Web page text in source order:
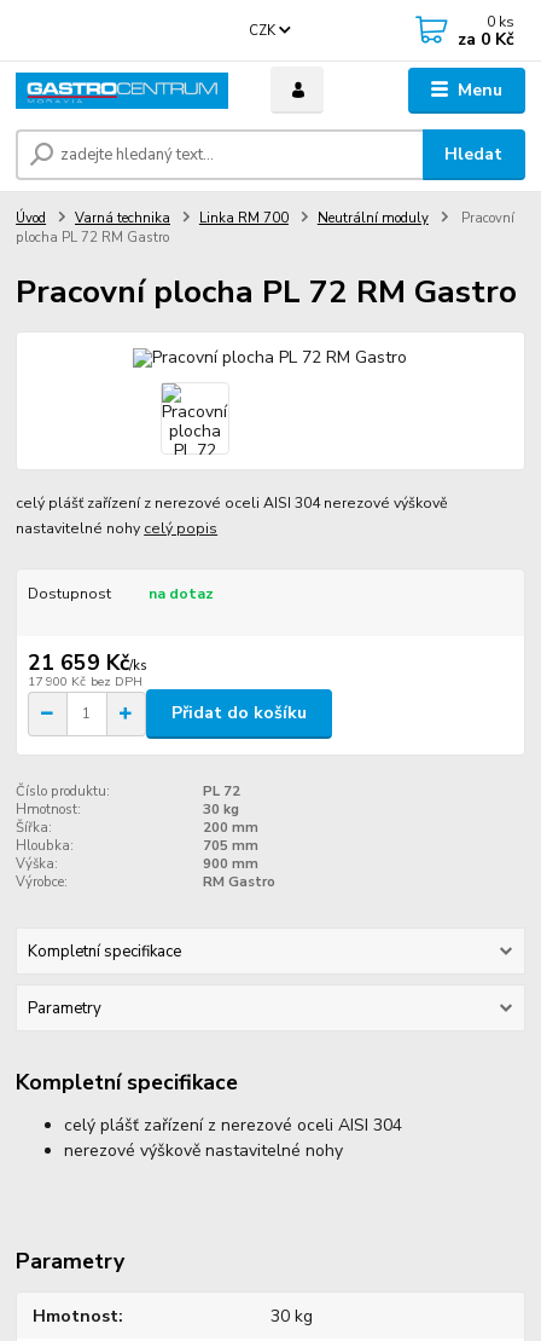
Menu
CZK
Hledat
0 ks
za 0 Kč
Úvod Varná technika Linka RM 700 Neutrální moduly
Pracovní
plocha PL 72 RM Gastro
Pracovní plocha PL 72 RM Gastro
celý plášť zařízení z nerezové oceli AISI 304 nerezové výškově
nastavitelné nohy celý popis
Dostupnost na dotaz
21 659 Kč/ks
17 900 Kč bez DPH
Přidat do košíku
Číslo produktu:
PL 72
Hmotnost:
30 kg
Šířka:
200 mm
Hloubka:
705 mm
Výška:
900 mm
Výrobce:
RM Gastro
Kompletní specifikace
Parametry
Kompletní specifikace
celý plášť zařízení z nerezové oceli AISI 304
nerezové výškově nastavitelné nohy
Parametry
Hmotnost 30 kg